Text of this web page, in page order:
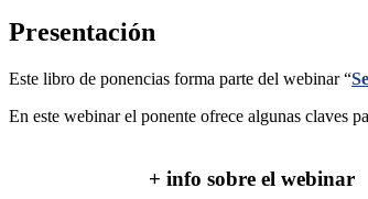
Presentación
Este libro de ponencias forma parte del webinar “
En este webinar el ponente ofrece algunas claves
+ info sobre el webinar